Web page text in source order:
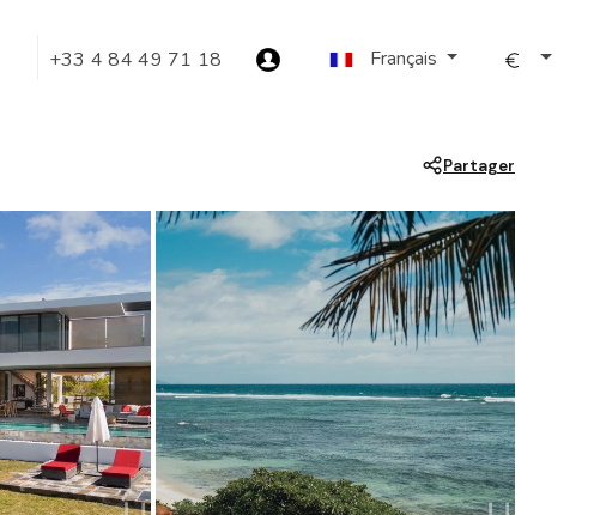
+33 4 84 49 71 18 Français
Partager